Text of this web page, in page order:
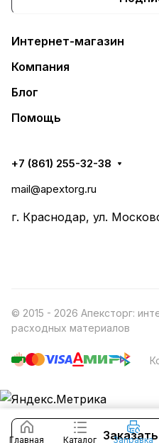
Главная Каталог Заправка
Интернет-магазин
Компания
Блог
Помощь
+7 (861) 255-32-38
mail@apextorg.ru
г. Краснодар, ул.
© 2015 - 2026 Апексторг:
расходных материалов